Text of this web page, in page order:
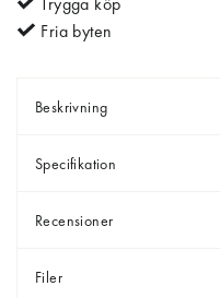
Fria byten
Beskrivning
Specifikation
Recensioner
Filer